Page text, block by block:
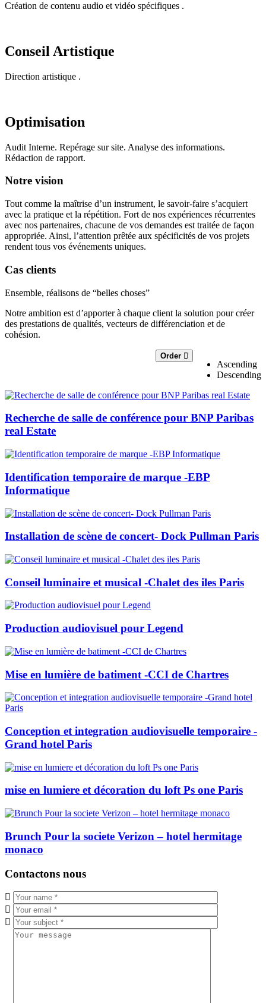
Création de contenu audio et vidéo spécifiques .
Conseil Artistique
Direction artistique .
Optimisation
Audit Interne. Repérage sur site. Analyse des informations.
Rédaction de rapport.
Notre vision
Tout comme la maîtrise d’un instrument, le savoir-faire s’acquiert
avec la pratique et la répétition. Fort de nos expériences récurrentes
avec nos partenaires, chacune de vos demandes est traitée de façon
appropriée. Ainsi, l’attention prêtée aux spécificités de vos projets
rendent tous vos événements uniques.
Cas clients
Ensemble, réalisons de “belles choses”
Notre ambition est d’apporter à chaque client la solution pour créer
des prestations de qualités, vecteurs de différenciation et de
cohésion.
Order
Ascending
Descending
Recherche de salle de conférence pour BNP Paribas
real Estate
Identification temporaire de marque -EBP
Informatique
Installation de scène de concert- Dock Pullman Paris
Conseil luminaire et musical -Chalet des iles Paris
Production audiovisuel pour Legend
Mise en lumière de batiment -CCI de Chartres
Conception et integration audiovisuelle temporaire -
Grand hotel Paris
mise en lumiere et décoration du loft Ps one Paris
Brunch Pour la societe Verizon – hotel hermitage
monaco
Contactons nous